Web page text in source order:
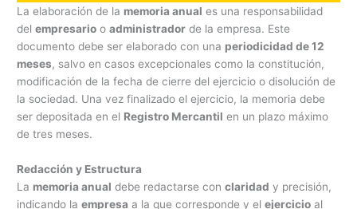
La elaboración de la memoria anual es una responsabilidad
delempresario oadministrador de la empresa. Este
documento debe ser elaborado con una periodicidad de 12
meses, salvo en casos excepcionales como la constitución,
modificación de la fecha de cierre del ejercicio o disolución de
la sociedad. Una vez finalizado el ejercicio, la memoria debe
ser depositada en el Registro Mercantil en un plazo máximo
de tres meses.
Redacción y Estructura
La memoria anual debe redactarse conclaridad y precisión,
indicando laempresa a la que corresponde y elejercicio al